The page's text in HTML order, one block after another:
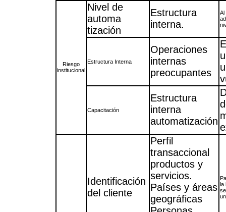
Riesgo
institucional
Nivel de
automa
tización
Estructura
interna.
Al
Estructura Interna
Operaciones
internas
preocupantes
Capacitación
Estructura
interna
automatización
Identificación
del cliente
Perfil
transaccional
productos y
servicios.
Países y áreas
geográficas